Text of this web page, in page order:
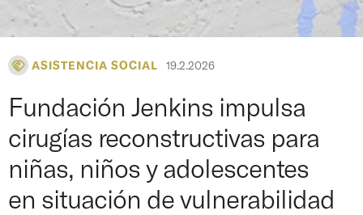
ASISTENCIA SOCIAL 19.2.2026
Fundación Jenkins impulsa
cirugías reconstructivas para
niñas, niños y adolescentes
en situación de vulnerabilidad